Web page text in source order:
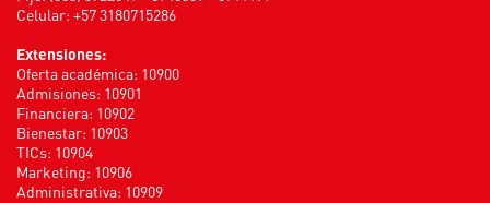
Celular: +57 3180715286
Extensiones:
Oferta académica: 10900
Admisiones: 10901
Financiera: 10902
Bienestar: 10903
TICs: 10904
Marketing: 10906
Administrativa: 10909